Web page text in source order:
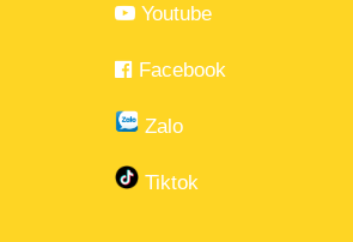
Youtube
Facebook
Zalo
Tiktok